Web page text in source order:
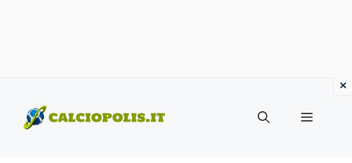
contenuto
Menu